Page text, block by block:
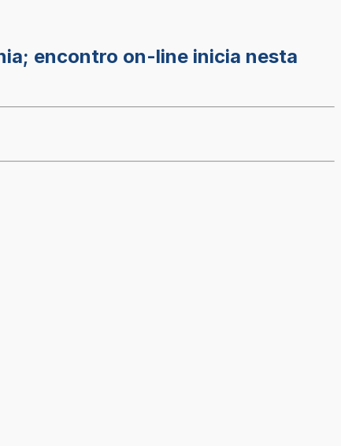
encontro on-line inicia nesta